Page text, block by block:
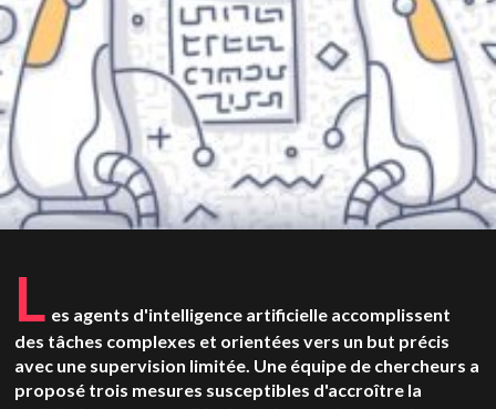
L es agents d'intelligence artificielle accomplissent
des tâches complexes et orientées vers un but précis
avec une supervision limitée. Une équipe de chercheurs a
proposé trois mesures susceptibles d'accroître la